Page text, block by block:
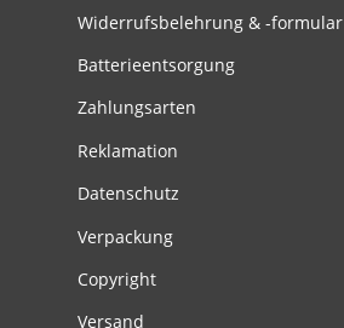
Widerrufsbelehrung & -formular
Batterieentsorgung
Zahlungsarten
Reklamation
Datenschutz
Verpackung
Copyright
Versand